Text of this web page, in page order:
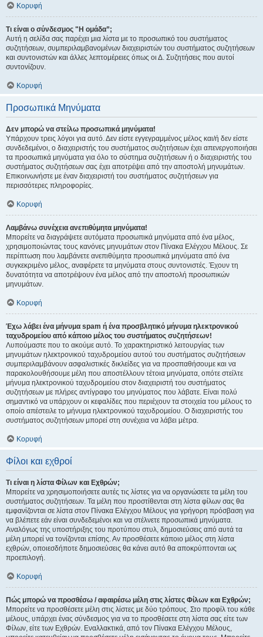
Κορυφή
Τι είναι ο σύνδεσμος "Η ομάδα”;
Αυτή η σελίδα σας παρέχει μια λίστα με το προσωπικό του συστήματος
συζητήσεων, συμπεριλαμβανομένων διαχειριστών του συστήματος συζητήσεων
και συντονιστών και άλλες λεπτομέρειες όπως οι Δ. Συζητήσεις που αυτοί
συντονίζουν.
Κορυφή
Προσωπικά Μηνύματα
Δεν μπορώ να στείλω προσωπικά μηνύματα!
Υπάρχουν τρεις λόγοι για αυτό. Δεν είστε εγγεγραμμένος μέλος και/ή δεν είστε
συνδεδεμένοι, ο διαχειριστής του συστήματος συζητήσεων έχει απενεργοποιήσει
τα προσωπικά μηνύματα για όλο το σύστημα συζητήσεων ή ο διαχειριστής του
συστήματος συζητήσεων σας έχει αποτρέψει από την αποστολή μηνυμάτων.
Επικοινωνήστε με έναν διαχειριστή του συστήματος συζητήσεων για
περισσότερες πληροφορίες.
Κορυφή
Λαμβάνω συνέχεια ανεπιθύμητα μηνύματα!
Μπορείτε να διαγράψετε αυτόματα προσωπικά μηνύματα από ένα μέλος,
χρησιμοποιώντας τους κανόνες μηνυμάτων στον Πίνακα Ελέγχου Μέλους. Σε
περίπτωση που λαμβάνετε ανεπιθύμητα προσωπικά μηνύματα από ένα
συγκεκριμένο μέλος, αναφέρετε τα μηνύματα στους συντονιστές. Έχουν τη
δυνατότητα να αποτρέψουν ένα μέλος από την αποστολή προσωπικών
μηνυμάτων.
Κορυφή
Έχω λάβει ένα μήνυμα spam ή ένα προσβλητικό μήνυμα ηλεκτρονικού
ταχυδρομείου από κάποιο μέλος του συστήματος συζητήσεων!
Λυπούμαστε που το ακούμε αυτό. Το χαρακτηριστικό λειτουργίας των
μηνυμάτων ηλεκτρονικού ταχυδρομείου αυτού του συστήματος συζητήσεων
συμπεριλαμβάνουν ασφαλιστικές δικλείδες για να προσπαθήσουμε και να
παρακολουθήσουμε μέλη που αποστέλλουν τέτοια μηνύματα, οπότε στείλτε
μήνυμα ηλεκτρονικού ταχυδρομείου στον διαχειριστή του συστήματος
συζητήσεων με πλήρες αντίγραφο του μηνύματος που λάβατε. Είναι πολύ
σημαντικό να υπάρχουν οι κεφαλίδες που περιέχουν τα στοιχεία του μέλους το
οποίο απέστειλε το μήνυμα ηλεκτρονικού ταχυδρομείου. Ο διαχειριστής του
συστήματος συζητήσεων μπορεί στη συνέχεια να λάβει μέτρα.
Κορυφή
Φίλοι και εχθροί
Τι είναι η λίστα Φίλων και Εχθρών;
Μπορείτε να χρησιμοποιήσετε αυτές τις λίστες για να οργανώσετε τα μέλη του
συστήματος συζητήσεων. Τα μέλη που προστίθενται στη λίστα φίλων σας θα
εμφανίζονται σε λίστα στον Πίνακα Ελέγχου Μέλους για γρήγορη πρόσβαση για
να βλέπετε εάν είναι συνδεδεμένοι και να στέλνετε προσωπικά μηνύματα.
Αναλόγως της υποστήριξης του προτύπου στυλ, δημοσιεύσεις από αυτά τα
μέλη μπορεί να τονίζονται επίσης. Αν προσθέσετε κάποιο μέλος στη λίστα
εχθρών, οποιεσδήποτε δημοσιεύσεις θα κάνει αυτό θα αποκρύπτονται ως
προεπιλογή.
Κορυφή
Πώς μπορώ να προσθέσω / αφαιρέσω μέλη στις λίστες Φίλων και Εχθρών;
Μπορείτε να προσθέσετε μέλη στις λίστες με δύο τρόπους. Στο προφίλ του κάθε
μέλους, υπάρχει ένας σύνδεσμος για να το προσθέσετε στη λίστα σας είτε των
Φίλων, είτε των Εχθρών. Εναλλακτικά, από τον Πίνακα Ελέγχου Μέλους,